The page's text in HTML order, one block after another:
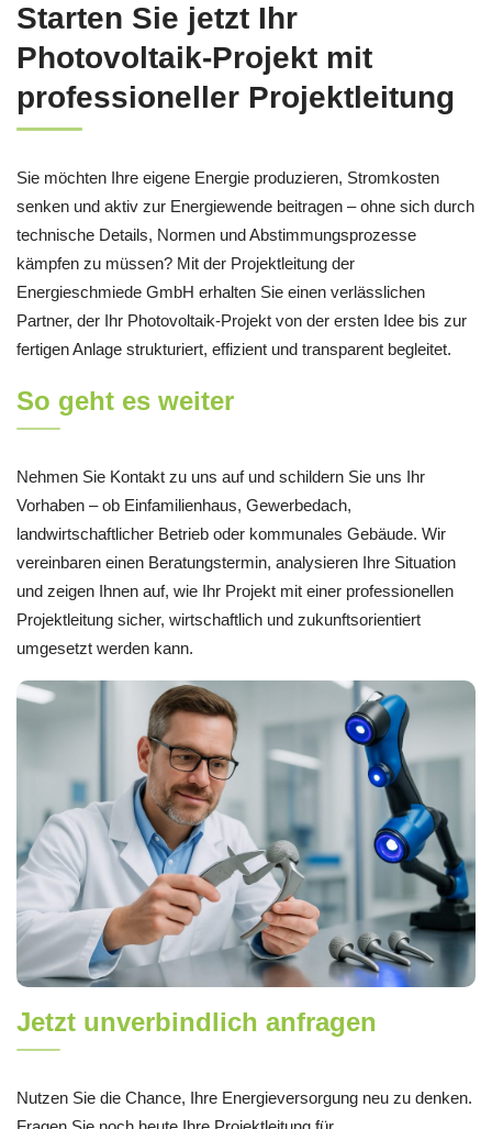
Starten Sie jetzt Ihr
Photovoltaik-Projekt mit
professioneller Projektleitung
Sie möchten Ihre eigene Energie produzieren, Stromkosten
senken und aktiv zur Energiewende beitragen – ohne sich durch
technische Details, Normen und Abstimmungsprozesse
kämpfen zu müssen? Mit der Projektleitung der
Energieschmiede GmbH erhalten Sie einen verlässlichen
Partner, der Ihr Photovoltaik-Projekt von der ersten Idee bis zur
fertigen Anlage strukturiert, effizient und transparent begleitet.
So geht es weiter
Nehmen Sie Kontakt zu uns auf und schildern Sie uns Ihr
Vorhaben – ob Einfamilienhaus, Gewerbedach,
landwirtschaftlicher Betrieb oder kommunales Gebäude. Wir
vereinbaren einen Beratungstermin, analysieren Ihre Situation
und zeigen Ihnen auf, wie Ihr Projekt mit einer professionellen
Projektleitung sicher, wirtschaftlich und zukunftsorientiert
umgesetzt werden kann.
Jetzt unverbindlich anfragen
Nutzen Sie die Chance, Ihre Energieversorgung neu zu denken.